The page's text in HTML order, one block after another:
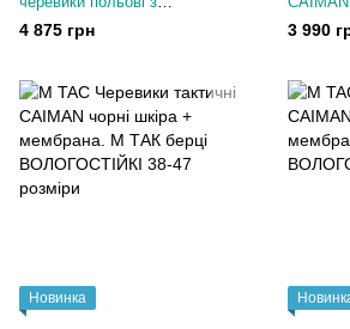
утеплювачем Winter Cross
Ranger Green 40-45 розміри
4 875 грн 3 990
Новинка